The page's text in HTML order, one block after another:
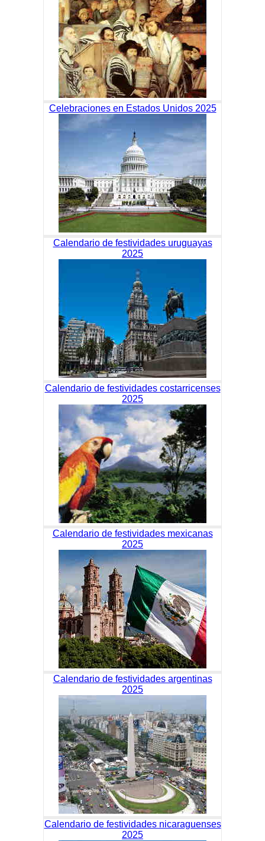
Celebraciones en Estados Unidos 2025
Calendario de festividades uruguayas
2025
Calendario de festividades costarricenses
2025
Calendario de festividades mexicanas
2025
Calendario de festividades argentinas
2025
Calendario de festividades nicaraguenses
2025